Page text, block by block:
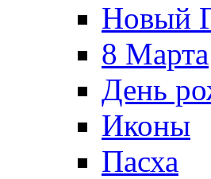
Новый
8 Марта
День
Иконы
Пасха